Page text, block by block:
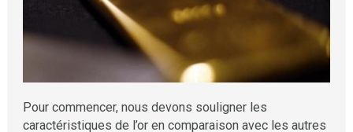
Pour commencer, nous devons souligner les
caractéristiques de l’or en comparaison avec les autres